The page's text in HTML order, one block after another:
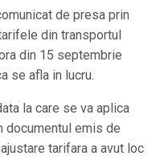
de presa prin
din transportul
din 15 septembrie
se afla in lucru.
la care se va aplica
documentul emis de
tarifara a avut loc